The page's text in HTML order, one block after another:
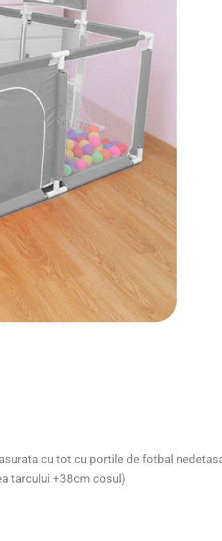
cu tot cu portile de fotbal
tarcului +38cm cosul)